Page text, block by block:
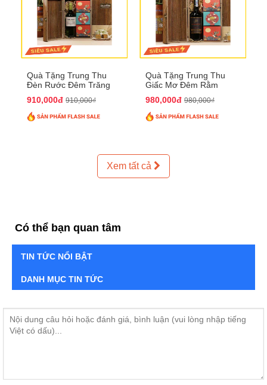
Quà Tặng Trung Thu
Đèn Rước Đêm Trăng
910,000đ 910,000₫
Quà Tặng Trung Thu
Giấc Mơ Đêm Rằm
980,000đ 980,000₫
Xem tất cả
Có thể bạn quan tâm
TIN TỨC NỔI BẬT
DANH MỤC TIN TỨC